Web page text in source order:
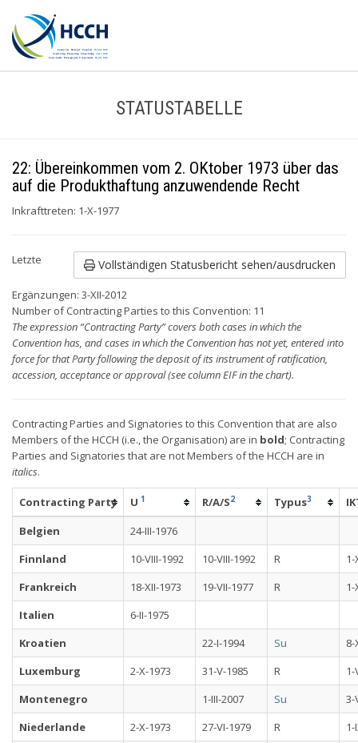
STATUSTABELLE
22: Übereinkommen vom 2. OKtober 1973 über das
auf die Produkthaftung anzuwendende Recht
Inkrafttreten: 1-X-1977
Vollständigen Statusbericht sehen/ausdrucken
Letzte
Ergänzungen: 3-XII-2012
Number of Contracting Parties to this Convention: 11
The expression “Contracting Party” covers both cases in which the
Convention has, and cases in which the Convention has not yet, entered into
force for that Party following the deposit of its instrument of ratification,
accession, acceptance or approval (see column EIF in the chart).
Contracting Parties and Signatories to this Convention that are also
Members of the HCCH (i.e., the Organisation) are in bold; Contracting
Parties and Signatories that are not Members of the HCCH are in
italics.
Contracting Party U 1 R/A/S2 Typus3
Belgien
24-III-1976
Finnland
10-VIII-1992 10-VIII-1992 R
1-
Frankreich
18-XII-1973 19-VII-1977 R
1-
Italien
6-II-1975
Kroatien
22-I-1994 Su
8-
Luxemburg
2-X-1973 31-V-1985 R
1-
Montenegro
1-III-2007 Su
3-
Niederlande
2-X-1973 27-VI-1979 R
1-